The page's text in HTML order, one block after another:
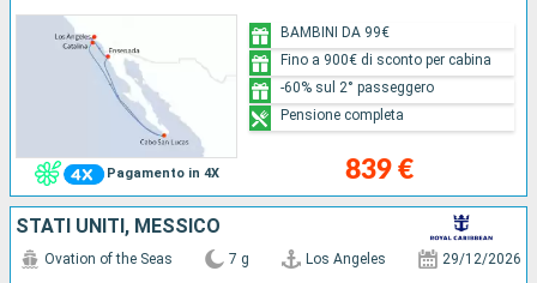
Pagamento in 4X 839 €
BAMBINI DA 99€
Fino a 900€ di sconto per cabina
-60% sul 2° passeggero
Pensione completa
STATI UNITI, MESSICO
Ovation of the Seas 7 g Los Angeles 29/12/2026